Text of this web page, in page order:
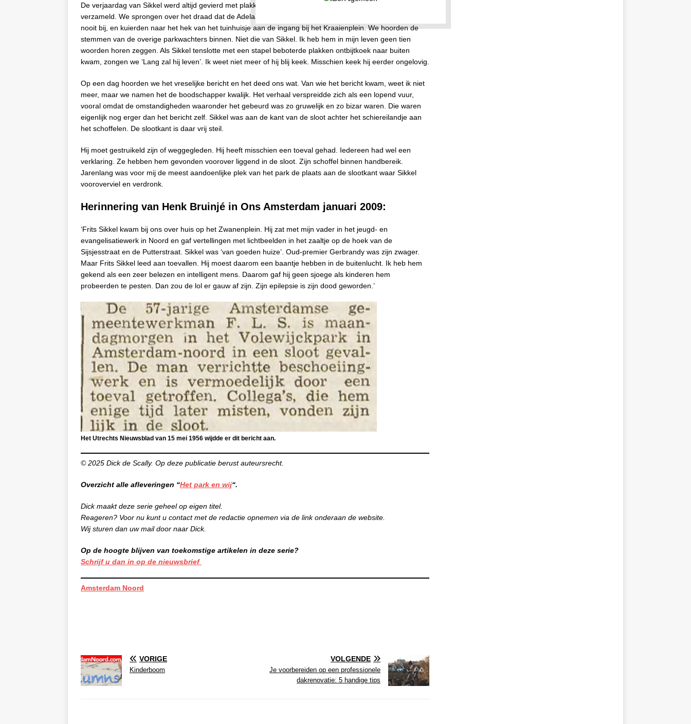
De verjaardag van Sikkel werd altijd gevierd met plakken beboterde ontbijtkoek. Na schooltijd werd er
verzameld. We sprongen over het draad dat de Adelaarsweg van het park scheidde, want omlopen was er
nooit bij, en kuierden naar het hek van het tuinhuisje aan de ingang bij het Kraaienplein. We hoorden de
stemmen van de overige parkwachters binnen. Niet die van Sikkel. Ik heb hem in mijn leven geen tien
woorden horen zeggen. Als Sikkel tenslotte met een stapel beboterde plakken ontbijtkoek naar buiten
kwam, zongen we ‘Lang zal hij leven’. Ik weet niet meer of hij blij keek. Misschien keek hij eerder ongelovig.
Op een dag hoorden we het vreselijke bericht en het deed ons wat. Van wie het bericht kwam, weet ik niet
meer, maar we namen het de boodschapper kwalijk. Het verhaal verspreidde zich als een lopend vuur,
vooral omdat de omstandigheden waaronder het gebeurd was zo gruwelijk en zo bizar waren. Die waren
eigenlijk nog erger dan het bericht zelf. Sikkel was aan de kant van de sloot achter het schiereilandje aan
het schoffelen. De slootkant is daar vrij steil.
Hij moet gestruikeld zijn of weggegleden. Hij heeft misschien een toeval gehad. Iedereen had wel een
verklaring. Ze hebben hem gevonden voorover liggend in de sloot. Zijn schoffel binnen handbereik.
Jarenlang was voor mij de meest aandoenlijke plek van het park de plaats aan de slootkant waar Sikkel
vooroverviel en verdronk.
Herinnering van Henk Bruinjé in Ons Amsterdam januari 2009:
‘Frits Sikkel kwam bij ons over huis op het Zwanenplein. Hij zat met mijn vader in het jeugd- en
evangelisatiewerk in Noord en gaf vertellingen met lichtbeelden in het zaaltje op de hoek van de
Sijsjesstraat en de Putterstraat. Sikkel was ‘van goeden huize’. Oud-premier Gerbrandy was zijn zwager.
Maar Frits Sikkel leed aan toevallen. Hij moest daarom een baantje hebben in de buitenlucht. Ik heb hem
gekend als een zeer belezen en intelligent mens. Daarom gaf hij geen sjoege als kinderen hem
probeerden te pesten. Dan zou de lol er gauw af zijn. Zijn epilepsie is zijn dood geworden.’
Het Utrechts Nieuwsblad van 15 mei 1956 wijdde er dit bericht aan.
© 2025 Dick de Scally. Op deze publicatie berust auteursrecht.
Overzicht alle afleveringen “Het park en wij“.
Dick maakt deze serie geheel op eigen titel.
Reageren? Voor nu kunt u contact met de redactie opnemen via de link onderaan de website.
Wij sturen dan uw mail door naar Dick.
Op de hoogte blijven van toekomstige artikelen in deze serie?
Schrijf u dan in op de nieuwsbrief
Amsterdam Noord
VORIGE
Kinderboom
VOLGENDE
Je voorbereiden op een professionele
dakrenovatie: 5 handige tips